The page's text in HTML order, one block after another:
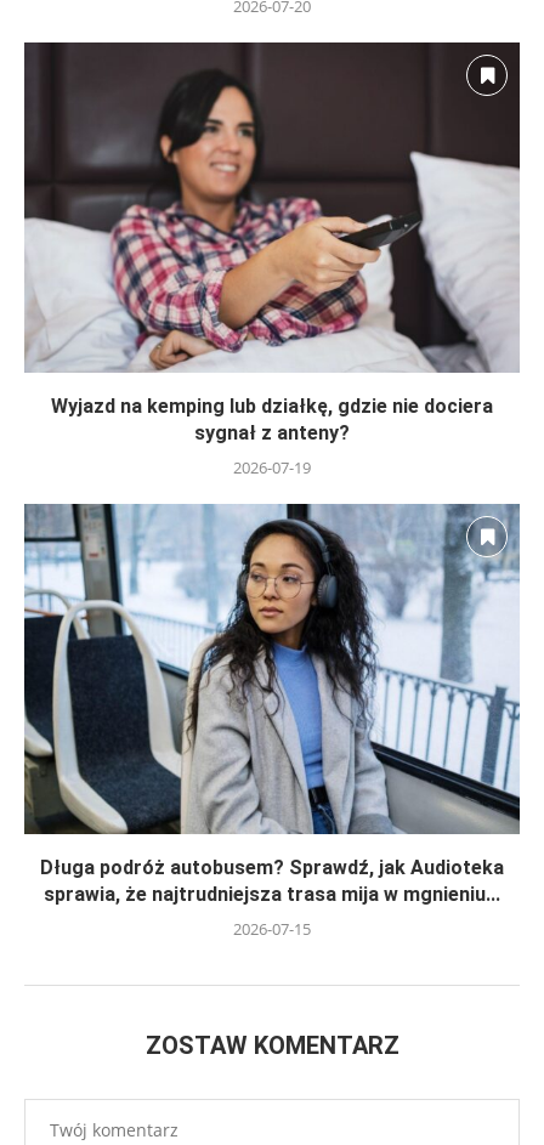
2026-07-20
Wyjazd na kemping lub działkę, gdzie nie dociera
sygnał z anteny?
2026-07-19
Długa podróż autobusem? Sprawdź, jak Audioteka
sprawia, że najtrudniejsza trasa mija w mgnieniu...
2026-07-15
ZOSTAW KOMENTARZ